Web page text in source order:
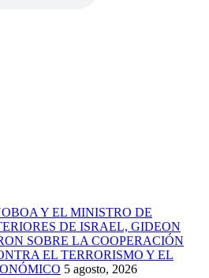
Y EL MINISTRO DE
DE ISRAEL, GIDEON
SOBRE LA COOPERACIÓN
EL TERRORISMO Y EL
5 agosto, 2026